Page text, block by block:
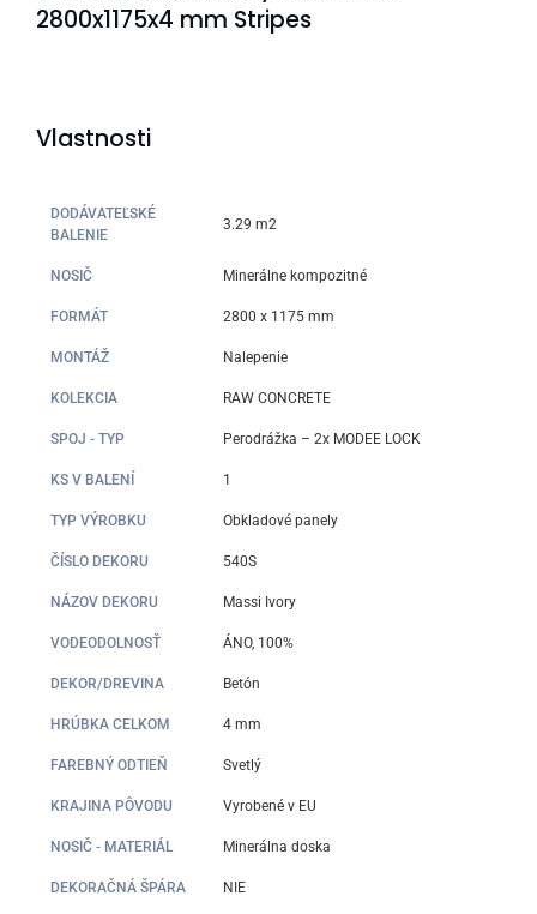
2800x1175x4 mm Stripes
Vlastnosti
DODÁVATEĽSKÉ
BALENIE
3.29 m2
NOSIČ Minerálne kompozitné
FORMÁT 2800 x 1175 mm
MONTÁŽ Nalepenie
KOLEKCIA RAW CONCRETE
SPOJ - TYP Perodrážka – 2x MODEE LOCK
KS V BALENÍ 1
TYP VÝROBKU Obkladové panely
ČÍSLO DEKORU 540S
NÁZOV DEKORU Massi Ivory
VODEODOLNOSŤ ÁNO, 100%
DEKOR/DREVINA Betón
HRÚBKA CELKOM 4 mm
FAREBNÝ ODTIEŇ Svetlý
KRAJINA PÔVODU Vyrobené v EU
NOSIČ - MATERIÁL Minerálna doska
DEKORAČNÁ ŠPÁRA NIE